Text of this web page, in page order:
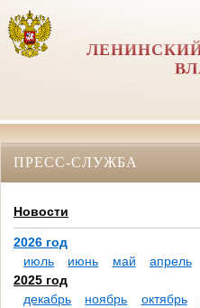
ПРЕСС-СЛУЖБА
Новости
2026 год
июль
июнь май апрель
2025 год
декабрь
ноябрь октябрь